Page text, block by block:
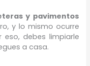
y pavimentos
y lo mismo ocurre
debes limpiarle
a casa.